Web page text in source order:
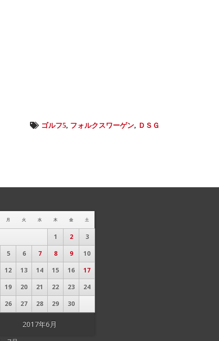
ゴルフ5, フォルクスワーゲン, ＤＳＧ
2017年6月
月 火 水 木 金 土
1 2
3
5 6 7 8 9
10
12 13 14 15 16
17
19 20 21 22 23
24
26 27 28 29 30